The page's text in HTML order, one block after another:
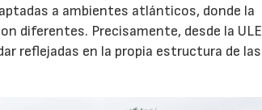
a ambientes atlánticos, donde la
diferentes. Precisamente, desde la ULE
reflejadas en la propia estructura de las